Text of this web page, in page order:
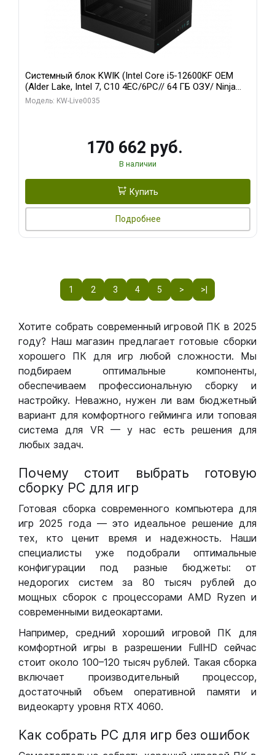
Системный блок KWIK (Intel Core i5-12600KF OEM
(Alder Lake, Intel 7, C10 4EC/6PC// 64 ГБ ОЗУ/ Ninja
Sinotex GTX1650 4GB 128bit GDDR6 DVI DP HDMI 2/
Модель: KW-Live0035
170 662 руб.
В наличии
Купить
Подробнее
1 2 3 4 5 > >|
Хотите собрать современный игровой ПК в 2025
году? Наш магазин предлагает готовые сборки
хорошего ПК для игр любой сложности. Мы
подбираем оптимальные компоненты,
обеспечиваем профессиональную сборку и
настройку. Неважно, нужен ли вам бюджетный
вариант для комфортного гейминга или топовая
система для VR — у нас есть решения для
любых задач.
Почему стоит выбрать готовую
сборку РС для игр
Готовая сборка современного компьютера для
игр 2025 года — это идеальное решение для
тех, кто ценит время и надежность. Наши
специалисты уже подобрали оптимальные
конфигурации под разные бюджеты: от
недорогих систем за 80 тысяч рублей до
мощных сборок с процессорами AMD Ryzen и
современными видеокартами.
Например, средний хороший игровой ПК для
комфортной игры в разрешении FullHD сейчас
стоит около 100–120 тысяч рублей. Такая сборка
включает производительный процессор,
достаточный объем оперативной памяти и
видеокарту уровня RTX 4060.
Как собрать РС для игр без ошибок